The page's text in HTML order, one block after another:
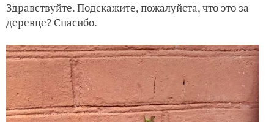
Здравствуйте. Подскажите, пожалуйста, что это за
деревце? Спасибо.